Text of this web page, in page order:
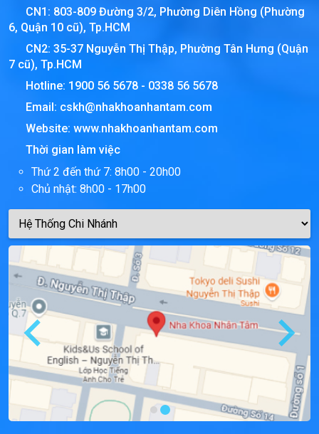
CN1: 803-809 Đường 3/2, Phường Diên Hồng (Phường
6, Quận 10 cũ), Tp.HCM
CN2: 35-37 Nguyễn Thị Thập, Phường Tân Hưng (Quận
7 cũ), Tp.HCM
Hotline: 1900 56 5678 - 0338 56 5678
Email: cskh@nhakhoanhantam.com
Website: www.nhakhoanhantam.com
Thời gian làm việc
Thứ 2 đến thứ 7: 8h00 - 20h00
Chủ nhật: 8h00 - 17h00